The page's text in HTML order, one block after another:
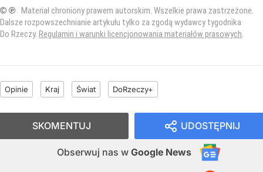
© ℗ Materiał chroniony prawem autorskim. Wszelkie prawa zastrzeżone.
Dalsze rozpowszechnianie artykułu tylko za zgodą wydawcy tygodnika
Do Rzeczy. Regulamin i warunki licencjonowania materiałów prasowych.
Opinie Kraj Świat DoRzeczy+
UDOSTĘPNIJ
Obserwuj nas w Google News
SKOMENTUJ